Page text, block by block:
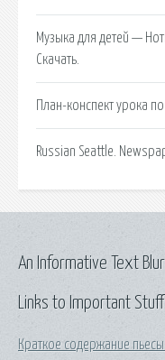
Музыка для детей —
Скачать.
План-конспект урока
Russian Seattle.
Links to Important Stuff
Краткое содержание
An Informative Text